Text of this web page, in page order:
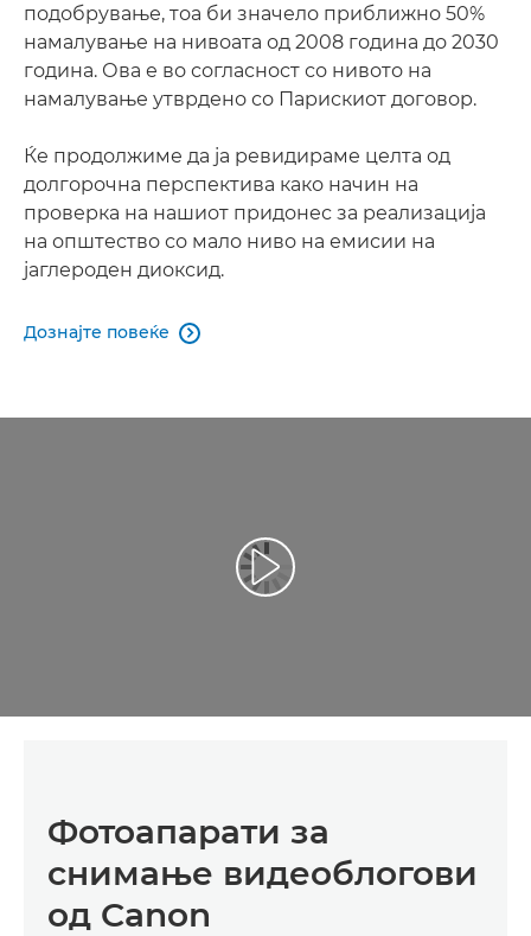
подобрување, тоа би значело приближно 50%
намалување на нивоата од 2008 година до 2030
година. Ова е во согласност со нивото на
намалување утврдено со Парискиот договор.
Ќе продолжиме да ја ревидираме целта од
долгорочна перспектива како начин на
проверка на нашиот придонес за реализација
на општество со мало ниво на емисии на
јаглероден диоксид.
Дознајте повеќе 
Фотоапарати за
снимање видеоблогови
од Canon